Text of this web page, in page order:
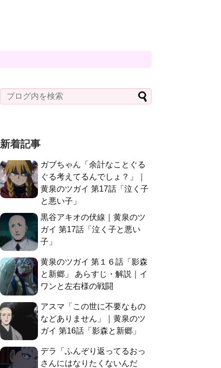
新着記事
ガブちゃん「余計なことぐる
ぐる考えてるんでしょ？」｜
黄泉のツガイ 第17話「泣く子
と悪い子」
黒谷アキオの伏線｜黄泉のツ
ガイ 第17話「泣く子と悪い
子」
黄泉のツガイ 第１６話「影森
と新郷」 あらすじ・解説｜イ
ワンと左右様の戦闘
アスマ「この世に不要なもの
などありません」｜黄泉のツ
ガイ 第16話「影森と新郷」
デラ「ふんぞり返ってるおっ
さんにはなりたくないんだ